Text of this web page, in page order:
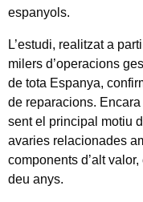
espanyols.
L’estudi, realitzat a
milers d’operacions
de tota Espanya,
de reparacions.
sent el principal motiu
avaries relacionades
components d’alt
deu anys.